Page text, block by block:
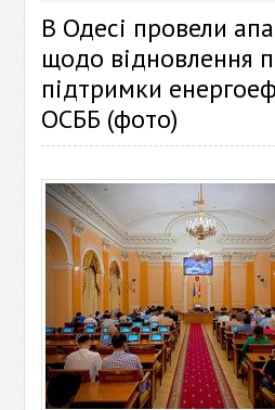
В Одесі провели
щодо відновлення
підтримки
ОСББ (фото)